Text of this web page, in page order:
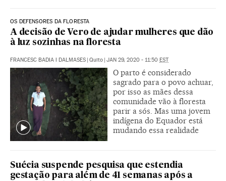
OS DEFENSORES DA FLORESTA
A decisão de Vero de ajudar mulheres que dão
à luz sozinhas na floresta
FRANCESC BADIA I DALMASES Quito JAN 29, 2020 - 11:50 EST
O parto é considerado
sagrado para o povo achuar,
por isso as mães dessa
comunidade vão à floresta
parir a sós. Mas uma jovem
indígena do Equador está
mudando essa realidade
Suécia suspende pesquisa que estendia
gestação para além de 41 semanas após a